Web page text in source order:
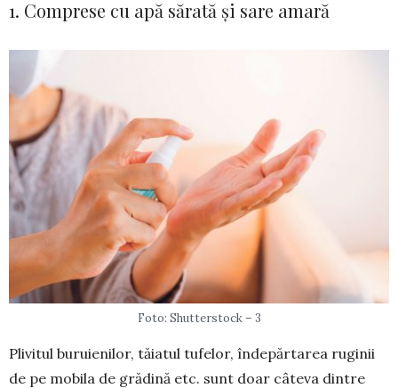
1. Comprese cu apă sărată și sare amară
Foto: Shutterstock – 3
Plivitul buruienilor, tăiatul tufelor, îndepărtarea ruginii
de pe mobila de grădină etc. sunt doar câteva dintre